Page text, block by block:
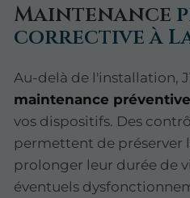
Maintenance
corrective à
Au-delà de l'installation,
maintenance
vos dispositifs. Des
permettent de préserver
prolonger leur durée de
éventuels